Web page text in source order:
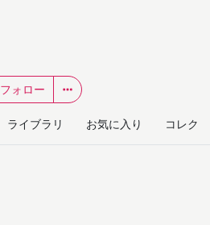
フォロー
ライブラリ お気に入り コレク